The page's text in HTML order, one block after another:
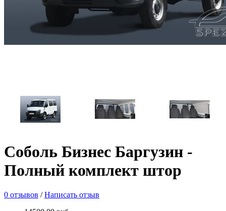
Соболь Бизнес Баргузин -
Полный комплект штор
0 отзывов /Написать отзыв